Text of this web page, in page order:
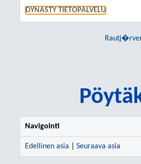
DYNASTY TIETOPALVELU
Navigointi
Edellinen asia Seuraava asia